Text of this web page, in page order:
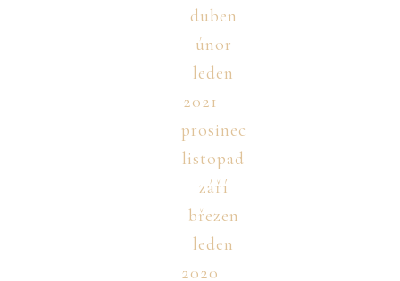
duben
únor
leden
2021
prosinec
listopad
září
březen
leden
2020